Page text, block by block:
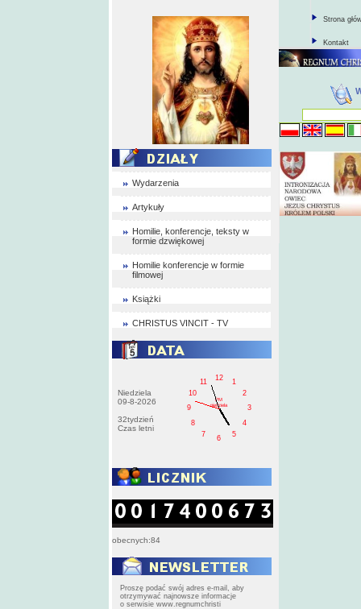
Wydarzenia
Artykuły
Homilie, konferencje, teksty w
formie dzwiękowej
Homilie konferencje w formie
filmowej
Książki
CHRISTUS VINCIT - TV
Niedziela
09-8-2026
32tydzień
Czas letni
1
2
3
4
5
6
7
8
9
10
11
12
PM
niedziela
obecnych:84
Proszę podać swój adres e-mail, aby
otrzymywać najnowsze informacje
o serwisie www.regnumchristi
Strona
Kontakt